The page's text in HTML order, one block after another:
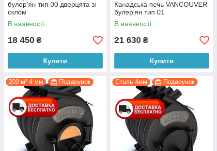
булер'ян тип 00 дверцята зі
склом
В наявності
18 450 ₴
Купити
Канадська печь VANCOUVER
булер'ян тип 01
В наявності
21 630 ₴
Купити
200 м³ 4 мм Подарунок Сталь 4мм Подарунок